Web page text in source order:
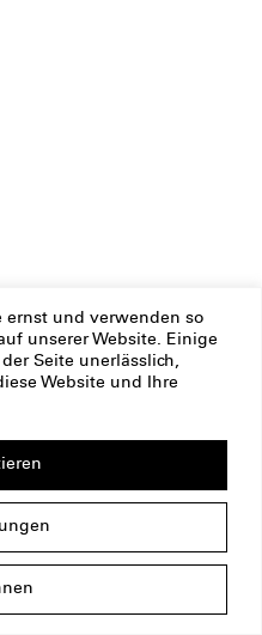
ernst und verwenden so
unserer Website. Einige
Seite unerlässlich,
Website und Ihre